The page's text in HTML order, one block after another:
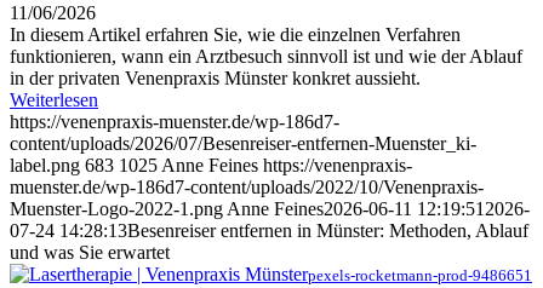
11/06/2026
In diesem Artikel erfahren Sie, wie die einzelnen Verfahren
funktionieren, wann ein Arztbesuch sinnvoll ist und wie der Ablauf
in der privaten Venenpraxis Münster konkret aussieht.
Weiterlesen
https://venenpraxis-muenster.de/wp-186d7-
content/uploads/2026/07/Besenreiser-entfernen-Muenster_ki-
label.png 683 1025 Anne Feines https://venenpraxis-
muenster.de/wp-186d7-content/uploads/2022/10/Venenpraxis-
Muenster-Logo-2022-1.png Anne Feines2026-06-11 12:19:51 2026-
07-24 14:28:13Besenreiser entfernen in Münster: Methoden, Ablauf
und was Sie erwartet
pexels-rocketmann-prod-9486651